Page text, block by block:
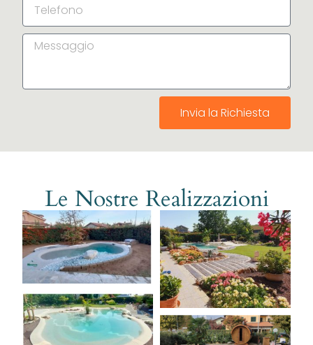
Invia la Richiesta
Le Nostre Realizzazioni